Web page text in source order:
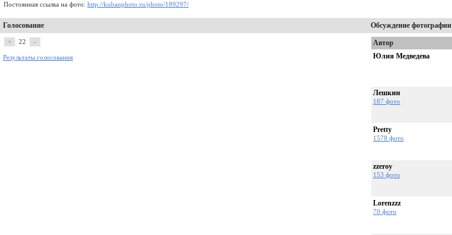
Постоянная ссылка на фото: http://kubanphoto.ru/photo/189297/
Голосование Обсуждение фотографии
+ 22 –
Результаты голосования
Автор
Юлия Медведева
Лешкин
187 фото
Pretty
1578 фото
zzeroy
153 фото
Lorenzzz
70 фото